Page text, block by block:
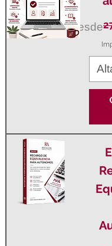
Desde
Precio
Precio